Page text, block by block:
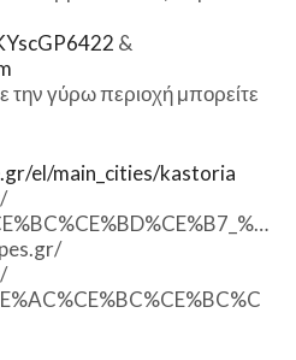
&
την γύρω περιοχή μπορείτε
el/main_cities/kastoria